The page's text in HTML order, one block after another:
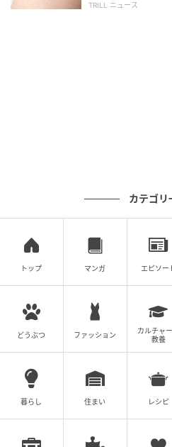
アを伸ばす過程で自然に生
【4】サイドパートボブ
TRILL ニュース
カテゴリ
トップ マンガ エピソー
どうぶつ ファッション
カルチャー
教養
暮らし 住まい レシピ